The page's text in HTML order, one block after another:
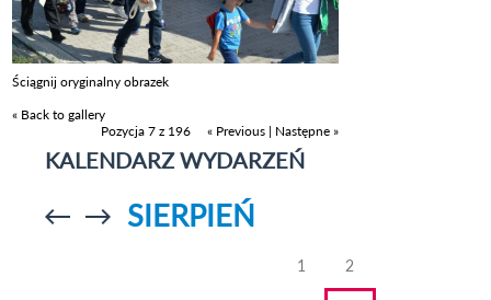
Ściągnij oryginalny obrazek
« Back to gallery
Pozycja 7 z 196
« Previous | Następne »
KALENDARZ WYDARZEŃ
Przejdź doPrzejdź do
SIERPIEŃ
1 2